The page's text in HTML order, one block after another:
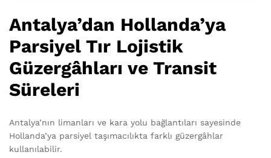
Antalya’dan Hollanda’ya
Parsiyel Tır Lojistik
Güzergâhları ve Transit
Süreleri
Antalya’nın limanları ve kara yolu bağlantıları sayesinde
Hollanda’ya parsiyel taşımacılıkta farklı güzergâhlar
kullanılabilir.